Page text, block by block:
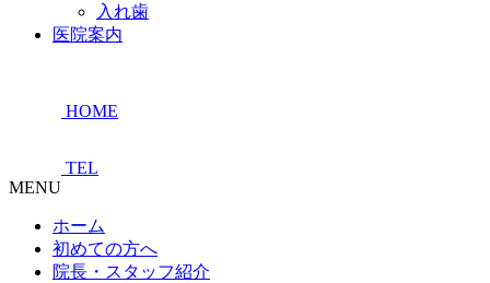
入れ歯
医院案内
HOME
TEL
MENU
ホーム
初めての方へ
院長・スタッフ紹介